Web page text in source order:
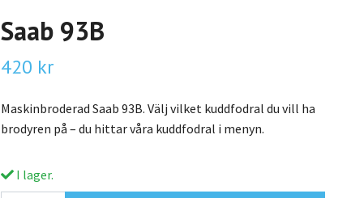
Saab 93B
420 kr
Maskinbroderad Saab 93B. Välj vilket kuddfodral du vill ha
brodyren på – du hittar våra kuddfodral i menyn.
I lager.